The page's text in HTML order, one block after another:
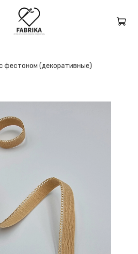
фестоном (декоративные)